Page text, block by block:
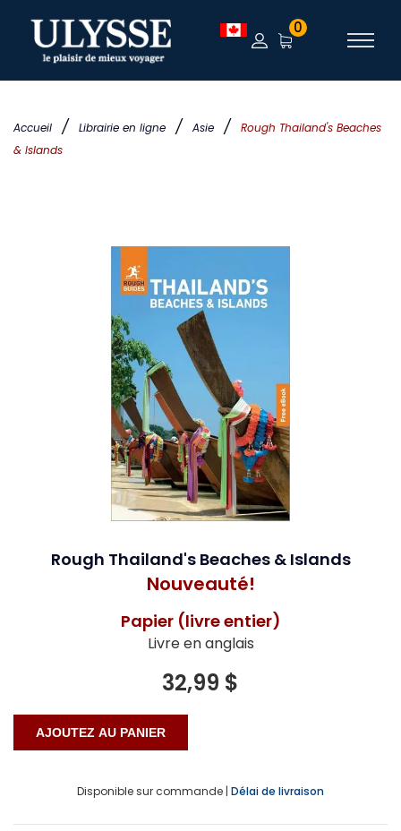
Accueil / Librairie en ligne / Asie /
Rough Thailand's Beaches
& Islands
0
Rough Thailand's Beaches & Islands
Nouveauté!
Papier (livre entier)
Livre en anglais
32,99 $
Disponible sur commande | Délai de livraison